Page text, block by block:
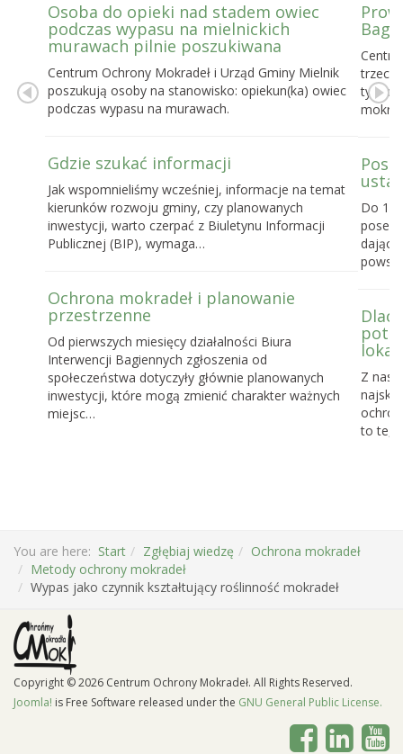
Osoba do opieki nad stadem owiec
podczas wypasu na mielnickich
murawach pilnie poszukiwana
Centrum Ochrony Mokradeł i Urząd Gminy Mielnik
poszukują osoby na stanowisko: opiekun(ka) owiec
podczas wypasu na murawach.
Gdzie szukać informacji
Jak wspomnieliśmy wcześniej, informacje na temat
kierunków rozwoju gminy, czy planowanych
inwestycji, warto czerpać z Biuletynu Informacji
Publicznej (BIP), wymaga…
Ochrona mokradeł i planowanie
przestrzenne
Od pierwszych miesięcy działalności Biura
Interwencji Bagiennych zgłoszenia od
społeczeństwa dotyczyły głównie planowanych
inwestycji, które mogą zmienić charakter ważnych
miejsc…
Do 16
Z
to te,
You are here: Start Zgłębiaj wiedzę
Ochrona mokradeł
Metody ochrony mokradeł
Wypas jako czynnik kształtujący roślinność mokradeł
Copyright © 2026 Centrum Ochrony Mokradeł. All Rights Reserved.
Joomla! is Free Software released under the GNU General Public License.